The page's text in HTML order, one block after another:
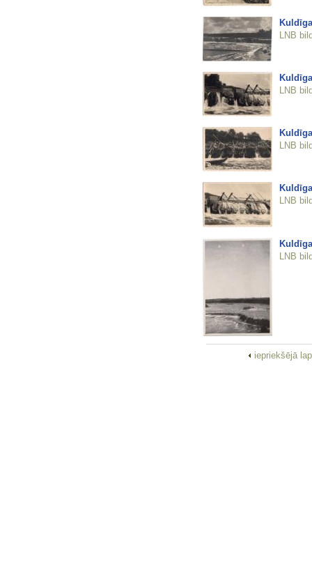
LNB
LNB
LNB
LNB
LNB
iepriekšējā